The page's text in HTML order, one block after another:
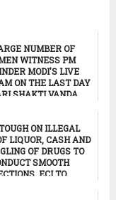
NUMBER OF
WITNESS PM
MODI'S LIVE
ON THE LAST DAY
SHAKTI VANDA...
ON ILLEGAL
LIQUOR, CASH AND
OF DRUGS TO
SMOOTH
ECI TO...